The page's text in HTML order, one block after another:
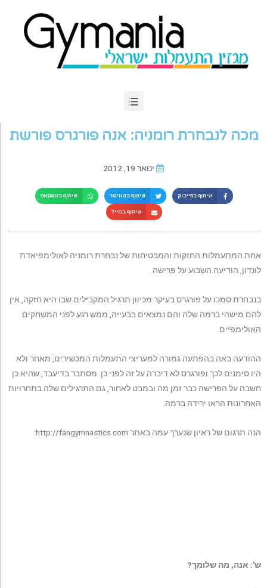
מכה לנבחרת רומניה: אנה פורגרס פורשת
ינואר 19, 2012
שיתוף בפייבוק שיתוף בטוויטר שיתוף בווטסאפ
שיתוף במייל
אחת המתעמלות החזקות והמבטיחות של נבחרת רומניה לאולימפיאדת
לונדון, הודיעה השבוע על פרישה.
בנבחרת סמכו על פורגרס בעיקר מכיוון תרגיל המקבילים שבו היא חזקה, אין
להם מישהי ברמה שלה והם נמצאים בבעייה, ממש רגע לפני המשחקים
האולימפיים.
ההודעה באה בהפתעה גמורה למעריצי התעמלות המכשירים, מאחר ולא
היו סימנים לכך ופורגרס לא דיברה על זה לפני כן. מסתבר בדיעבד, שהיא כן
חשבה על הפרישה כבר זמן מה ובמבט לאחור, גם התרגילים שלה בתחרויות
האחרונות הראו ירידה ברמה.
הנה תרגום של ראיון שנערך עמה באתר http://fangymnastics.com:
ש': אנה, מה שלומך?